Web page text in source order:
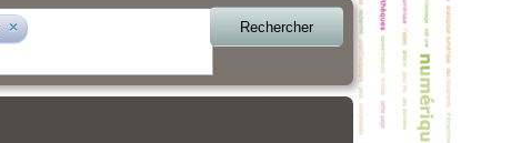
× Rechercher